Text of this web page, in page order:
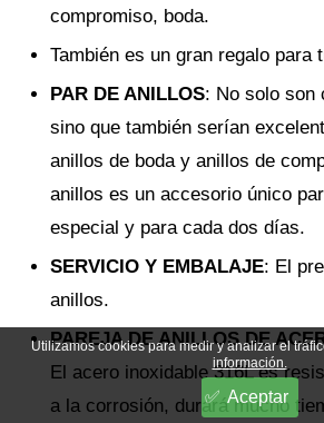
compromiso, boda.
También es un gran regalo para
PAR DE ANILLOS: No solo son
sino que también serían
anillos de boda y anillos de
anillos es un accesorio único
especial y para cada dos días.
SERVICIO Y EMBALAJE: El
anillos.
PAREJA DE ANILLOS DE
El acero inoxidable 316L es
a la corrosión, durará mucho
Utilizamos cookies para medir y analizar el
información.
Aceptar